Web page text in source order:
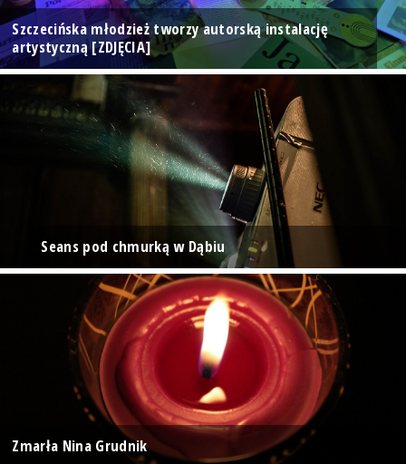
Szczecińska młodzież tworzy autorską instalację
artystyczną [ZDJĘCIA]
Seans pod chmurką w Dąbiu
Zmarła Nina Grudnik